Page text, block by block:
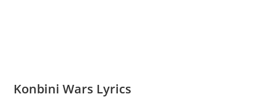
Konbini Wars Lyrics